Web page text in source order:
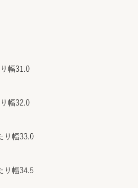
幅31.0
幅32.0
幅33.0
幅34.5